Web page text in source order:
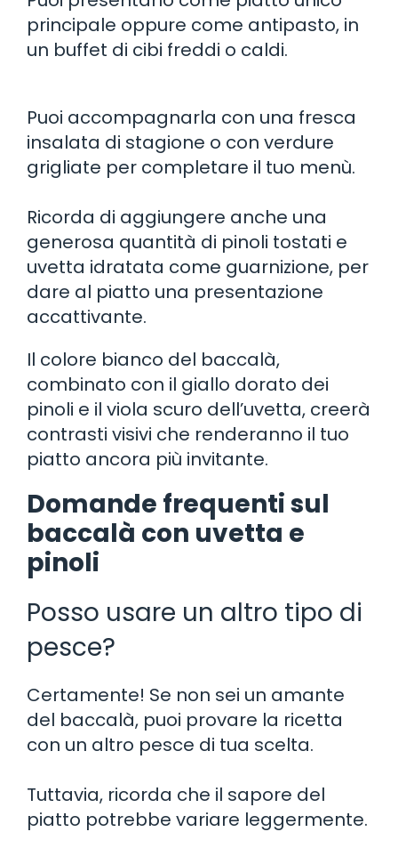
principale oppure come antipasto, in
un buffet di cibi freddi o caldi.
Puoi accompagnarla con una fresca
insalata di stagione o con verdure
grigliate per completare il tuo menù.
Ricorda di aggiungere anche una
generosa quantità di pinoli tostati e
uvetta idratata come guarnizione, per
dare al piatto una presentazione
accattivante.
Il colore bianco del baccalà,
combinato con il giallo dorato dei
pinoli e il viola scuro dell’uvetta, creerà
contrasti visivi che renderanno il tuo
piatto ancora più invitante.
Domande frequenti sul
baccalà con uvetta e
pinoli
Posso usare un altro tipo di
pesce?
Certamente! Se non sei un amante
del baccalà, puoi provare la ricetta
con un altro pesce di tua scelta.
Tuttavia, ricorda che il sapore del
piatto potrebbe variare leggermente.